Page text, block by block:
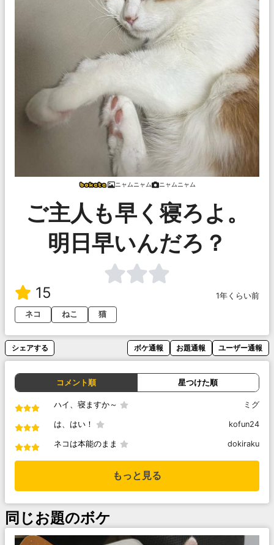
ニャムニャム ニャムニャム
ご主人も早く寝ろよ。
明日早いんだろ？
15
1年くらい前
ネコ
ねこ 猫
シェアする ボケ通報 お題通報 ユーザー通報
コメント順 星つけた順
ハイ、寝ますか～ ミグ
は、はい！ kofun24
ネコは本能のまま dokiraku
もっと見る
同じお題のボケ